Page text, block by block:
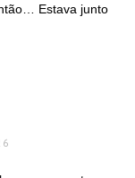
Estava junto